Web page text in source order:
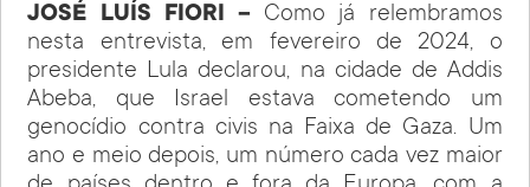
JOSÉ LUÍS FIORI – Como já relembramos
nesta entrevista, em fevereiro de 2024, o
presidente Lula declarou, na cidade de Addis
Abeba, que Israel estava cometendo um
genocídio contra civis na Faixa de Gaza. Um
ano e meio depois, um número cada vez maior